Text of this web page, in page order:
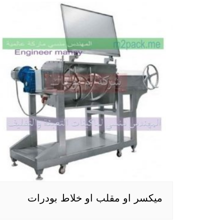
ميكسر او مقلب او خلاط بودرات